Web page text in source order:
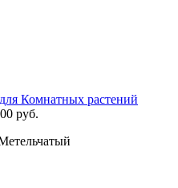
Комнатных растений
руб.